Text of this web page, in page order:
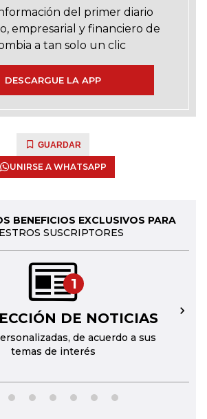
del primer diario
empresarial y financiero de
a tan solo un clic
DESCARGUE LA APP
GUARDAR
UNIRSE A WHATSAPP
BENEFICIOS EXCLUSIVOS PARA
SUSCRIPTORES
1
DE NOTICIAS
de acuerdo a sus
temas de interés
→